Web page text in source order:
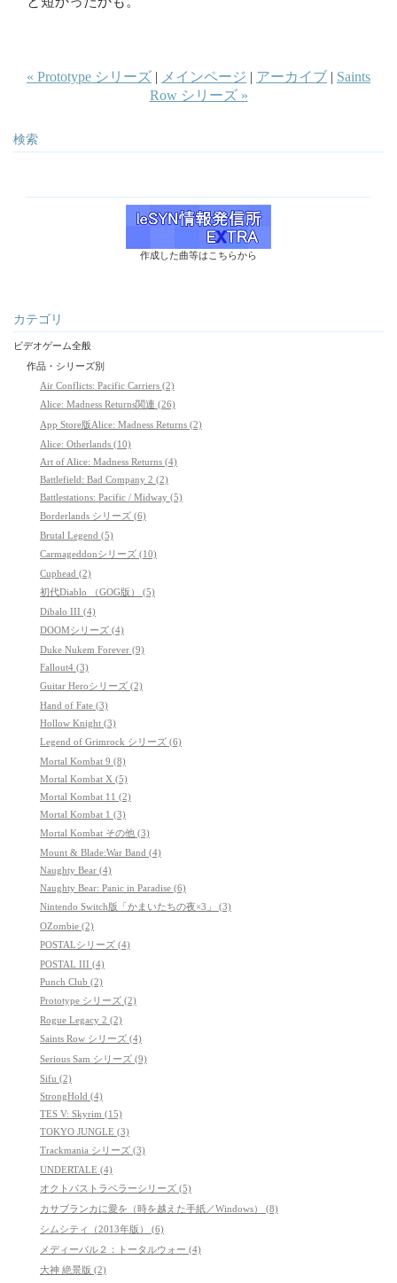
« Prototype シリーズ | メインページ | アーカイブ | Saints
Row シリーズ »
検索
作成した曲等はこちらから
カテゴリ
ビデオゲーム全般
作品・シリーズ別
Air Conflicts: Pacific Carriers (2)
Alice: Madness Returns関連 (26)
App Store版Alice: Madness Returns (2)
Alice: Otherlands (10)
Art of Alice: Madness Returns (4)
Battlefield: Bad Company 2 (2)
Battlestations: Pacific / Midway (5)
Borderlands シリーズ (6)
Brutal Legend (5)
Carmageddonシリーズ (10)
Cuphead (2)
初代Diablo （GOG版） (5)
Dibalo III (4)
DOOMシリーズ (4)
Duke Nukem Forever (9)
Fallout4 (3)
Guitar Heroシリーズ (2)
Hand of Fate (3)
Hollow Knight (3)
Legend of Grimrock シリーズ (6)
Mortal Kombat 9 (8)
Mortal Kombat X (5)
Mortal Kombat 11 (2)
Mortal Kombat 1 (3)
Mortal Kombat その他 (3)
Mount & Blade:War Band (4)
Naughty Bear (4)
Naughty Bear: Panic in Paradise (6)
Nintendo Switch版「かまいたちの夜×3」 (3)
OZombie (2)
POSTALシリーズ (4)
POSTAL III (4)
Punch Club (2)
Prototype シリーズ (2)
Rogue Legacy 2 (2)
Saints Row シリーズ (4)
Serious Sam シリーズ (9)
Sifu (2)
StrongHold (4)
TES V: Skyrim (15)
TOKYO JUNGLE (3)
Trackmania シリーズ (3)
UNDERTALE (4)
オクトパストラベラーシリーズ (5)
カサブランカに愛を（時を越えた手紙／Windows） (8)
シムシティ（2013年版） (6)
メディーバル２：トータルウォー (4)
大神 絶景版 (2)